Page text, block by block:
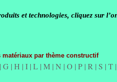
et technologies, cliquez sur
par thème constructif
| G | H | I | L | M | N | O | P | R | S | T |